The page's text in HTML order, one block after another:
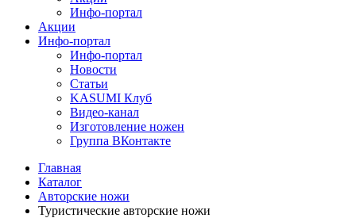
Инфо-портал
Акции
Инфо-портал
Инфо-портал
Новости
Статьи
KASUMI Клуб
Видео-канал
Изготовление ножен
Группа ВКонтакте
Главная
Каталог
Авторские ножи
Туристические авторские ножи